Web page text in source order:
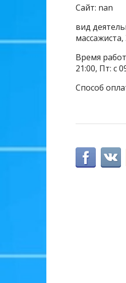
Сайт: nan
вид
Время
21:00, Пт: с
Способ